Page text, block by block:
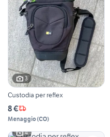
3
Custodia per reflex
8 €
Menaggio(CO)
4